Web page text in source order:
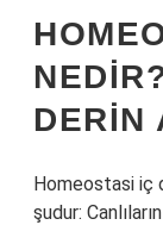
DERIN
Homeostasi iç
şudur: